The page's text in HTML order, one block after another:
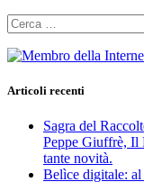
Ricerca
per:
Articoli recenti
Sagra del
Peppe Giuffrè, Il
tante novità.
Belìce digitale: